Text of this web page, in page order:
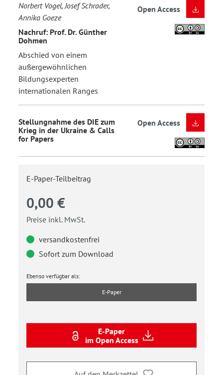
Norbert Vogel, Josef Schrader,
Annika Goeze
Nachruf: Prof. Dr. Günther
Dohmen
Abschied von einem
außergewöhnlichen
Bildungsexperten
internationalen Ranges
Open Access
Stellungnahme des DIE zum
Krieg in der Ukraine & Calls
for Papers
Open Access
E-Paper-Teilbeitrag
0,00 €
Preise inkl. MwSt.
versandkostenfrei
Sofort zum Download
Ebenso verfügbar als:
E-Paper
E-Paper
im Open Access